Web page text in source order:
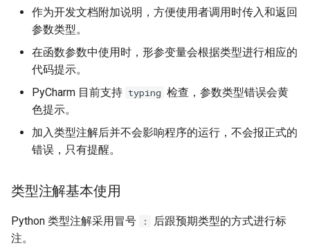
函数阶段练习
作为开发文档附加说明，方便使用者调用时传入和返回
参数类型。
在函数参数中使用时，形参变量会根据类型进行相应的
代码提示。
PyCharm 目前支持 typing 检查，参数类型错误会黄
色提示。
加入类型注解后并不会影响程序的运行，不会报正式的
错误，只有提醒。
类型注解基本使用
Python 类型注解采用冒号 :
后跟预期类型的方式进行标
注。